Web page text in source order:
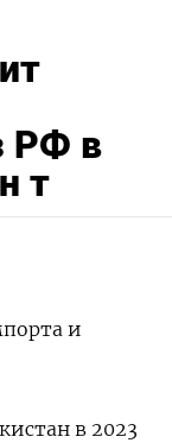
РФ в
т
и
в 2023